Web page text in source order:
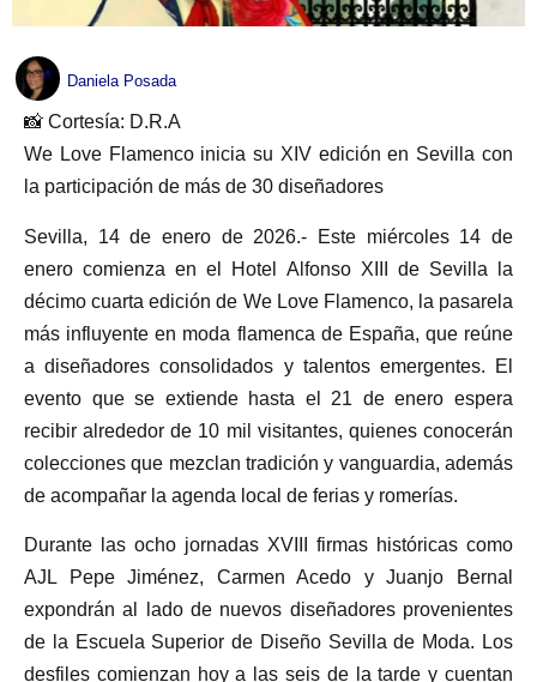
Daniela Posada
📸 Cortesía: D.R.A
We Love Flamenco inicia su XIV edición en Sevilla con
la participación de más de 30 diseñadores
Sevilla, 14 de enero de 2026.- Este miércoles 14 de
enero comienza en el Hotel Alfonso XIII de Sevilla la
décimo cuarta edición de We Love Flamenco, la pasarela
más influyente en moda flamenca de España, que reúne
a diseñadores consolidados y talentos emergentes. El
evento que se extiende hasta el 21 de enero espera
recibir alrededor de 10 mil visitantes, quienes conocerán
colecciones que mezclan tradición y vanguardia, además
de acompañar la agenda local de ferias y romerías.
Durante las ocho jornadas XVIII firmas históricas como
AJL Pepe Jiménez, Carmen Acedo y Juanjo Bernal
expondrán al lado de nuevos diseñadores provenientes
de la Escuela Superior de Diseño Sevilla de Moda. Los
desfiles comienzan hoy a las seis de la tarde y cuentan